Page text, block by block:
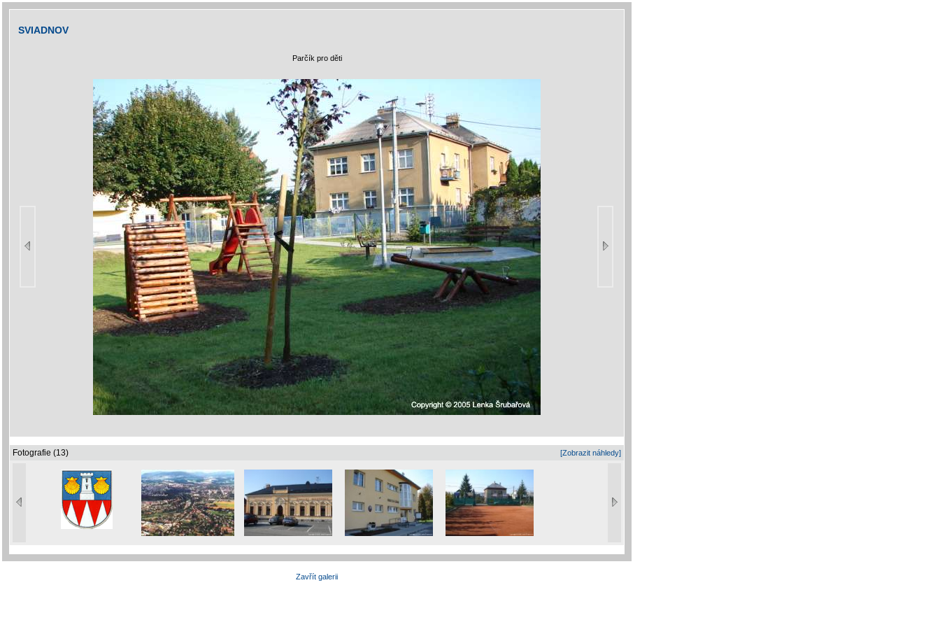
SVIADNOV
Parčík pro děti
Fotografie (13) [Zobrazit náhledy]
Zavřít galerii